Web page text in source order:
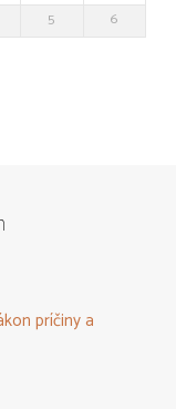
5 6
príčiny a